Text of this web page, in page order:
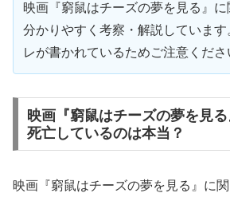
映画『窮鼠はチーズの夢を見る』
分かりやすく考察・解説していま
レが書かれているためご注意くださ
映画『窮鼠はチーズの夢を見
死亡しているのは本当？
映画『窮鼠はチーズの夢を見る』に